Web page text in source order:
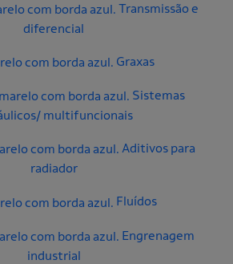
Transmissão e
diferencial
Graxas
Sistemas
multifuncionais
Aditivos para
radiador
Fluídos
Engrenagem
industrial